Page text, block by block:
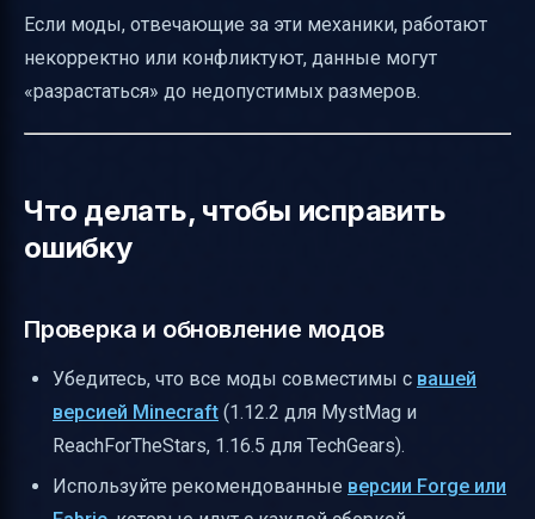
Если моды, отвечающие за эти механики, работают
некорректно или конфликтуют, данные могут
«разрастаться» до недопустимых размеров.
Что делать, чтобы исправить
ошибку
Проверка и обновление модов
Убедитесь, что все моды совместимы с вашей
версией Minecraft (1.12.2 для MystMag и
ReachForTheStars, 1.16.5 для TechGears).
Используйте рекомендованные версии Forge или